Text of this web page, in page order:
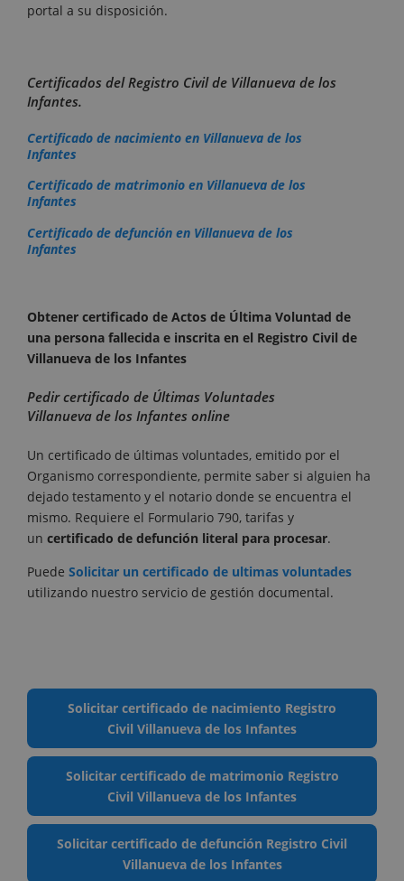
portal a su disposición.
Certificados del Registro Civil de Villanueva de los
Infantes.
Certificado de nacimiento en Villanueva de los
Infantes
Certificado de matrimonio en Villanueva de los
Infantes
Certificado de defunción en Villanueva de los
Infantes
Obtener certificado de Actos de Última Voluntad de
una persona fallecida e inscrita en el Registro Civil de
Villanueva de los Infantes
Pedir certificado de Últimas Voluntades
Villanueva de los Infantes online
Un certificado de últimas voluntades, emitido por el
Organismo correspondiente, permite saber si alguien ha
dejado testamento y el notario donde se encuentra el
mismo. Requiere el Formulario 790, tarifas y
un certificado de defunción literal para procesar.
Puede Solicitar un certificado de ultimas voluntades
utilizando nuestro servicio de gestión documental.
Solicitar certificado de nacimiento Registro
Civil Villanueva de los Infantes
Solicitar certificado de matrimonio Registro
Civil Villanueva de los Infantes
Solicitar certificado de defunción Registro Civil
Villanueva de los Infantes